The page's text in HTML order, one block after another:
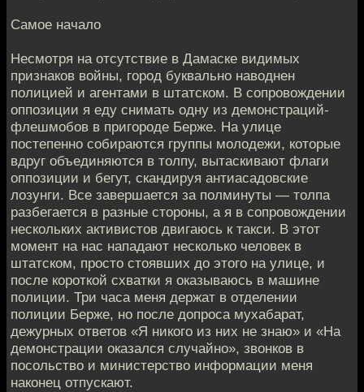
Самое начало
Несмотря на отсутствие в Дамаске видимых
признаков войны, город буквально наводнен
полицией и агентами в штатском. В сопровождении
оппозиции я еду снимать одну из демонстраций-
флешмобов в пригороде Берже. На улице
постепенно собираются группы молодежи, которые
вдруг объединяются в толпу, вытаскивают флаги
оппозиции и бегут, скандируя антиасадовские
лозунги. Все завершается за полминуты — толпа
разбегается в разные стороны, а я в сопровождении
нескольких активистов двигаюсь к такси. В этот
момент на нас нападают несколько человек в
штатском, просто стоявших до этого на улице, и
после короткой схватки я оказываюсь в машине
полиции. Три часа меня держат в отделении
полиции Берже, но после допроса мухабарат,
дежурных ответов «Я никого из них не знаю» и «На
демонстрации оказался случайно», звонков в
посольство и министерство информации меня
наконец отпускают.